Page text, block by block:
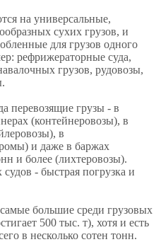
на универсальные,
сухих грузов, и
для грузов одного
рефрижераторные суда,
грузов, рудовозы,
перевозящие грузы - в
(контейнеровозы), в
в
и даже в баржах
и более (лихтеровозы).
- быстрая погрузка и
большие среди грузовых
500 тыс. т), хотя и есть
в несколько сотен тонн.